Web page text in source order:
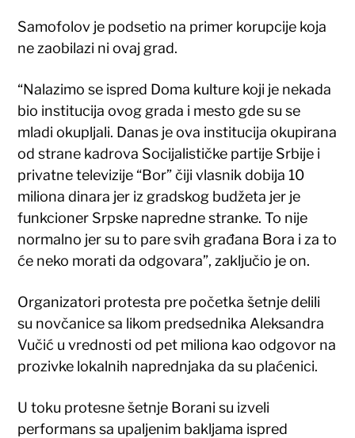
Samofolov je podsetio na primer korupcije koja
ne zaobilazi ni ovaj grad.
“Nalazimo se ispred Doma kulture koji je nekada
bio institucija ovog grada i mesto gde su se
mladi okupljali. Danas je ova institucija okupirana
od strane kadrova Socijalističke partije Srbije i
privatne televizije “Bor” čiji vlasnik dobija 10
miliona dinara jer iz gradskog budžeta jer je
funkcioner Srpske napredne stranke. To nije
normalno jer su to pare svih građana Bora i za to
će neko morati da odgovara”, zaključio je on.
Organizatori protesta pre početka šetnje delili
su novčanice sa likom predsednika Aleksandra
Vučić u vrednosti od pet miliona kao odgovor na
prozivke lokalnih naprednjaka da su plaćenici.
U toku protesne šetnje Borani su izveli
performans sa upaljenim bakljama ispred